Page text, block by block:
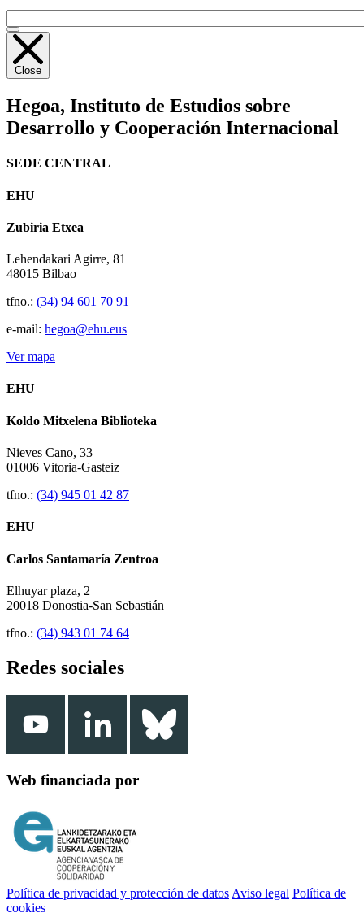
Close
Hegoa, Instituto de Estudios sobre
Desarrollo y Cooperación Internacional
SEDE CENTRAL
EHU
Zubiria Etxea
Lehendakari Agirre, 81
48015 Bilbao
tfno.: (34) 94 601 70 91
e-mail: hegoa@ehu.eus
Ver mapa
EHU
Koldo Mitxelena Biblioteka
Nieves Cano, 33
01006 Vitoria-Gasteiz
tfno.: (34) 945 01 42 87
EHU
Carlos Santamaría Zentroa
Elhuyar plaza, 2
20018 Donostia-San Sebastián
tfno.: (34) 943 01 74 64
Redes sociales
Web financiada por
Política de privacidad y protección de datos Aviso legal Política de
cookies